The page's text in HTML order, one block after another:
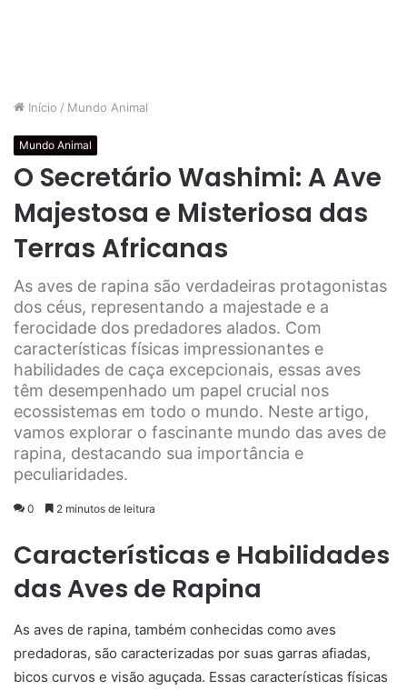
Início / Mundo Animal
Mundo Animal
O Secretário Washimi: A Ave
Majestosa e Misteriosa das
Terras Africanas
As aves de rapina são verdadeiras protagonistas
dos céus, representando a majestade e a
ferocidade dos predadores alados. Com
características físicas impressionantes e
habilidades de caça excepcionais, essas aves
têm desempenhado um papel crucial nos
ecossistemas em todo o mundo. Neste artigo,
vamos explorar o fascinante mundo das aves de
rapina, destacando sua importância e
peculiaridades.
0 2 minutos de leitura
Características e Habilidades
das Aves de Rapina
As aves de rapina, também conhecidas como aves
predadoras, são caracterizadas por suas garras afiadas,
bicos curvos e visão aguçada. Essas características físicas